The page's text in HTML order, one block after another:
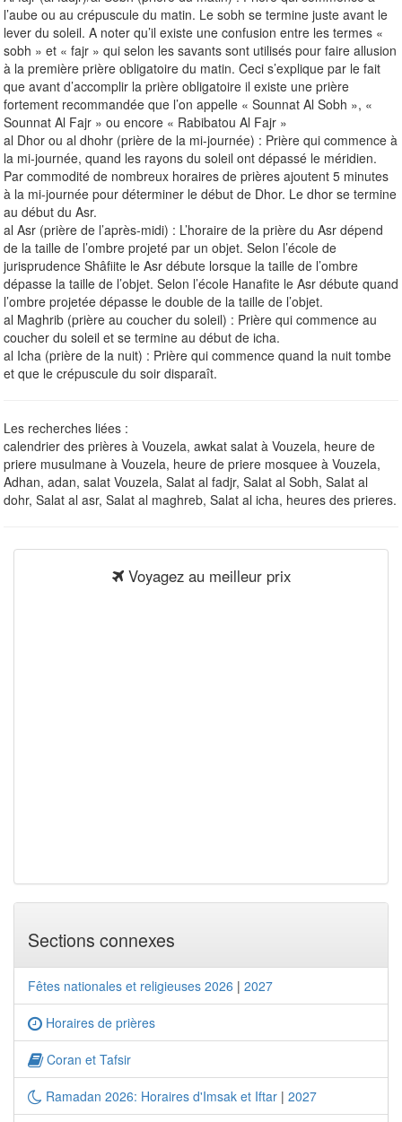
l’aube ou au crépuscule du matin. Le sobh se termine juste avant le
lever du soleil. A noter qu’il existe une confusion entre les termes «
sobh » et « fajr » qui selon les savants sont utilisés pour faire allusion
à la première prière obligatoire du matin. Ceci s’explique par le fait
que avant d’accomplir la prière obligatoire il existe une prière
fortement recommandée que l’on appelle « Sounnat Al Sobh », «
Sounnat Al Fajr » ou encore « Rabibatou Al Fajr »
al Dhor ou al dhohr (prière de la mi-journée) : Prière qui commence à
la mi-journée, quand les rayons du soleil ont dépassé le méridien.
Par commodité de nombreux horaires de prières ajoutent 5 minutes
à la mi-journée pour déterminer le début de Dhor. Le dhor se termine
au début du Asr.
al Asr (prière de l’après-midi) : L’horaire de la prière du Asr dépend
de la taille de l’ombre projeté par un objet. Selon l’école de
jurisprudence Shâfiite le Asr débute lorsque la taille de l’ombre
dépasse la taille de l’objet. Selon l’école Hanafite le Asr débute quand
l’ombre projetée dépasse le double de la taille de l’objet.
al Maghrib (prière au coucher du soleil) : Prière qui commence au
coucher du soleil et se termine au début de icha.
al Icha (prière de la nuit) : Prière qui commence quand la nuit tombe
et que le crépuscule du soir disparaît.
Les recherches liées :
calendrier des prières à Vouzela, awkat salat à Vouzela, heure de
priere musulmane à Vouzela, heure de priere mosquee à Vouzela,
Adhan, adan, salat Vouzela, Salat al fadjr, Salat al Sobh, Salat al
dohr, Salat al asr, Salat al maghreb, Salat al icha, heures des prieres.
Voyagez au meilleur prix
Sections connexes
Fêtes nationales et religieuses 2026 | 2027
Horaires de prières
Coran et Tafsir
Ramadan 2026: Horaires d'Imsak et Iftar | 2027